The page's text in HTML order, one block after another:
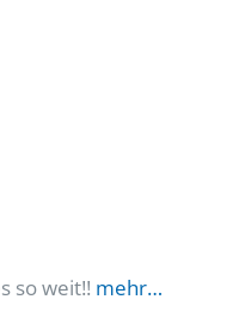
so weit!! mehr…